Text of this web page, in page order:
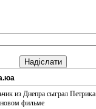
Надіслати
из Днепра сыграл Петрика
фильме